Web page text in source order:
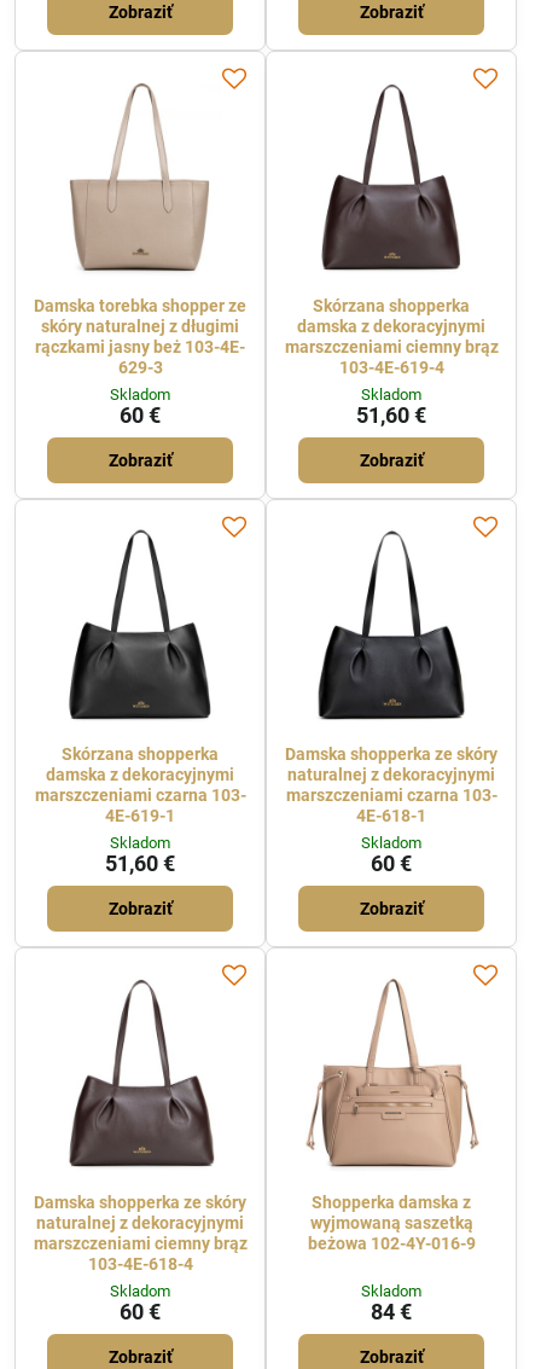
Zobraziť Zobraziť
Damska torebka shopper ze
skóry naturalnej z długimi
rączkami jasny beż 103-4E-
629-3
Skladom
60 €
Zobraziť
Skórzana shopperka
damska z dekoracyjnymi
marszczeniami ciemny brąz
103-4E-619-4
Skladom
51,60 €
Zobraziť
Skórzana shopperka
damska z dekoracyjnymi
marszczeniami czarna 103-
4E-619-1
Skladom
51,60 €
Zobraziť
Damska shopperka ze skóry
naturalnej z dekoracyjnymi
marszczeniami czarna 103-
4E-618-1
Skladom
60 €
Zobraziť
Damska shopperka ze skóry
naturalnej z dekoracyjnymi
marszczeniami ciemny brąz
103-4E-618-4
Skladom
60 €
Zobraziť
Shopperka damska z
wyjmowaną saszetką
beżowa 102-4Y-016-9
Skladom
84 €
Zobraziť